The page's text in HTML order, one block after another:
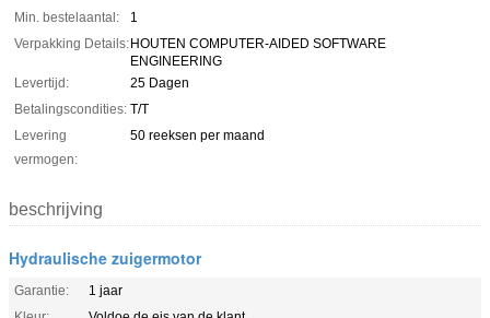
Min. bestelaantal:
1
Verpakking Details:HOUTEN COMPUTER-AIDED SOFTWARE
ENGINEERING
Levertijd:
25 Dagen
Betalingscondities: T/T
Levering
vermogen:
50 reeksen per maand
beschrijving
Hydraulische zuigermotor
Garantie:
1 jaar